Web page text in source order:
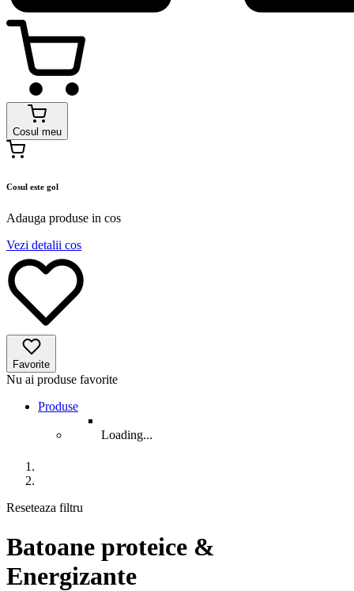
Cosul meu
Cosul este gol
Adauga produse in cos
Vezi detalii cos
Favorite
Nu ai produse favorite
Produse
Loading...
Reseteaza filtru
Batoane proteice &
Energizante